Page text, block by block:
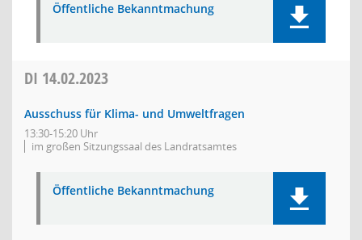
Öffentliche Bekanntmachung
DI 14.02.2023
Ausschuss für Klima- und Umweltfragen
13:30-15:20 Uhr
im großen Sitzungssaal des Landratsamtes
Öffentliche Bekanntmachung